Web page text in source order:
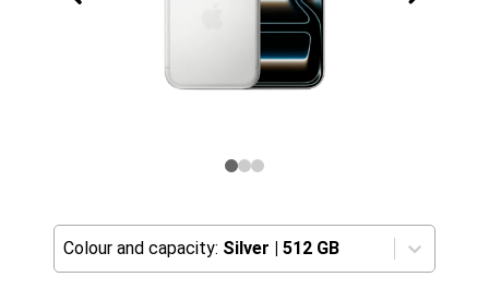
Colour and capacity: Silver | 512 GB